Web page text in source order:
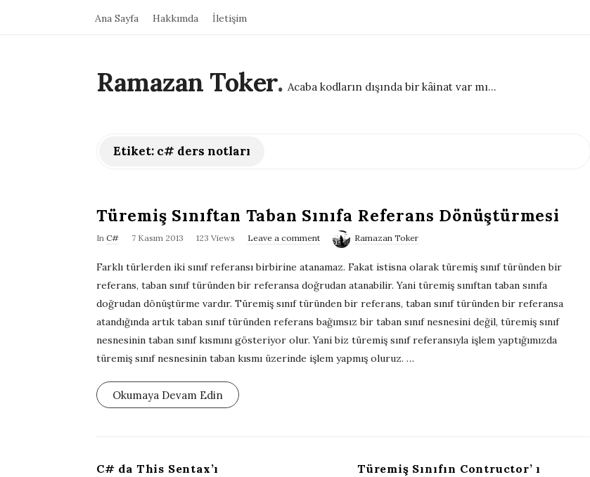
Ana Sayfa Hakkımda İletişim
Ramazan Toker. Acaba kodların dışında bir kâinat var mı...
Etiket: c# ders notları
Türemiş Sınıftan Taban Sınıfa Referans Dönüştürmesi
In C#
P
t
7 Kasım 2013 123 Views Leave a comment Ramazan Toker
Farklı türlerden iki sınıf referansı birbirine atanamaz. Fakat istisna olarak türemiş sınıf türünden bir
referans, taban sınıf türünden bir referansa doğrudan atanabilir. Yani türemiş sınıftan taban sınıfa
doğrudan dönüştürme vardır. Türemiş sınıf türünden bir referans, taban sınıf türünden bir referansa
atandığında artık taban sınıf türünden referans bağımsız bir taban sınıf nesnesini değil, türemiş sınıf
nesnesinin taban sınıf kısmını gösteriyor olur. Yani biz türemiş sınıf referansıyla işlem yaptığımızda
türemiş sınıf nesnesinin taban kısmı üzerinde işlem yapmış oluruz. …
Okumaya Devam Edin
C# da This Sentax’ı
Türemiş Sınıfın Contructor’ ı